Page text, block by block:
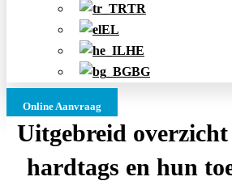
TR
EL
HE
BG
Online Aanvraag
Uitgebreid
hardtags en hun